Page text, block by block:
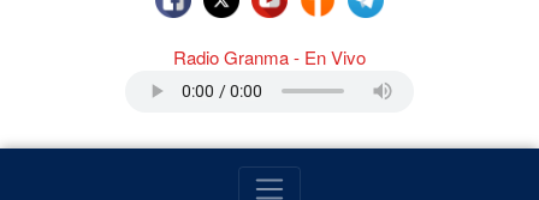
Radio Granma - En Vivo